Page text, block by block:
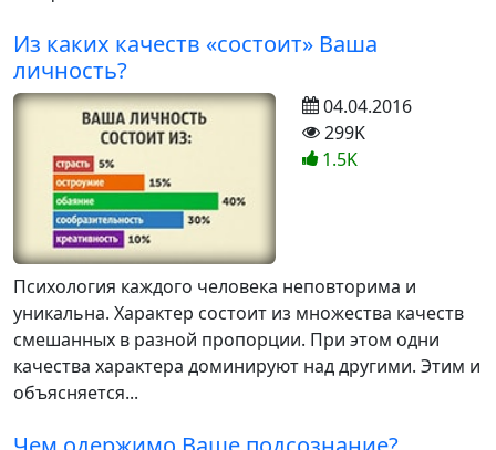
Из каких качеств «состоит» Ваша
личность?
Психология каждого человека неповторима и
уникальна. Характер состоит из множества качеств
смешанных в разной пропорции. При этом одни
качества характера доминируют над другими. Этим и
объясняется...
04.04.2016
299K
1.5K